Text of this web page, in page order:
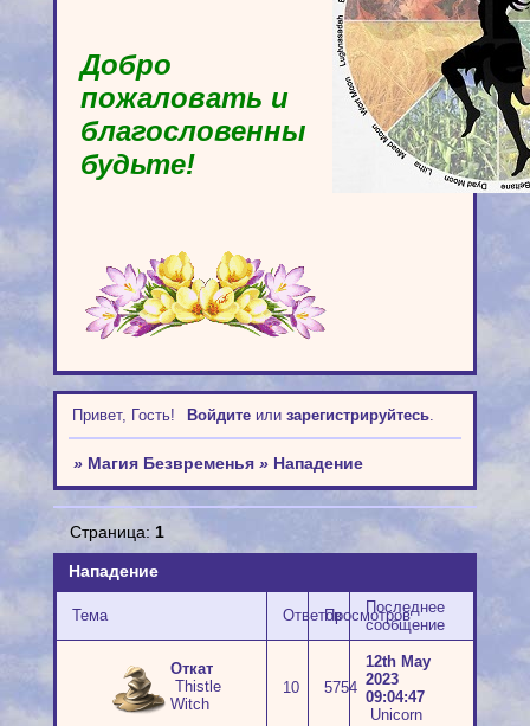
Добро
пожаловать и
благословенны
будьте!
Привет, Гость! Войдитеили зарегистрируйтесь.
» Магия Безвременья » Нападение
Нападение
Страница: 1
Тема ОтветовПросмотров
Последнее
сообщение
Откат
Thistle
Witch
10 5754
12th May
2023
09:04:47
Unicorn